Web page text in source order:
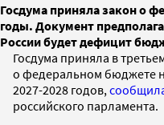
Госдума приняла закон о
годы. Документ
России будет дефицит
Госдума приняла в
о федеральном бюджете
2027-2028 годов,
российского парламента.